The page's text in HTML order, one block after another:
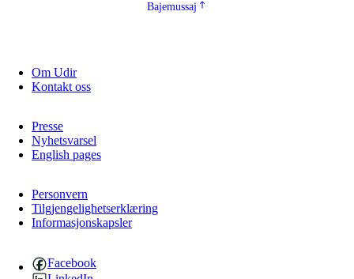
Bajemussaj
Om Udir
Kontakt oss
Presse
Nyhetsvarsel
English pages
Personvern
Tilgjengelighetserklæring
Informasjonskapsler
Facebook